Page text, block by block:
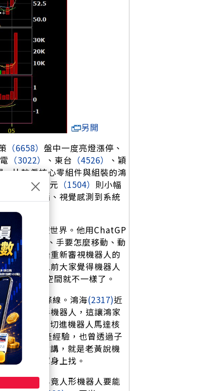
另開
（6658） 盤中一度亮燈漲停、
（3022） 、東台 （4526）
、穎
比較偏核心零組件與組裝的鴻
4576）、東元 （1504） 則小幅
、工業電腦、視覺感測到系統
界走向實體世界。他用ChatGP
杯在哪裡、手要怎麼移動、動
讓市場開始重新審視機器人的
緣運算。以前大家覺得機器人
整個想像空間就不一樣了。
） 集團這條線。鴻海(2317)近
合作的人形機器人，這讓鴻家
Magnax，切進機器人馬達核
有製造量產經驗，也曾透過子
民白話一點講，就是老黃說機
先往鴻家軍身上找。
眼睛」。畢竟人形機器人要能
×